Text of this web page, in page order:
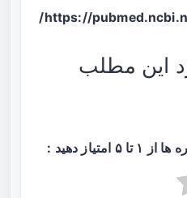
https://
این مطلب
دهید :